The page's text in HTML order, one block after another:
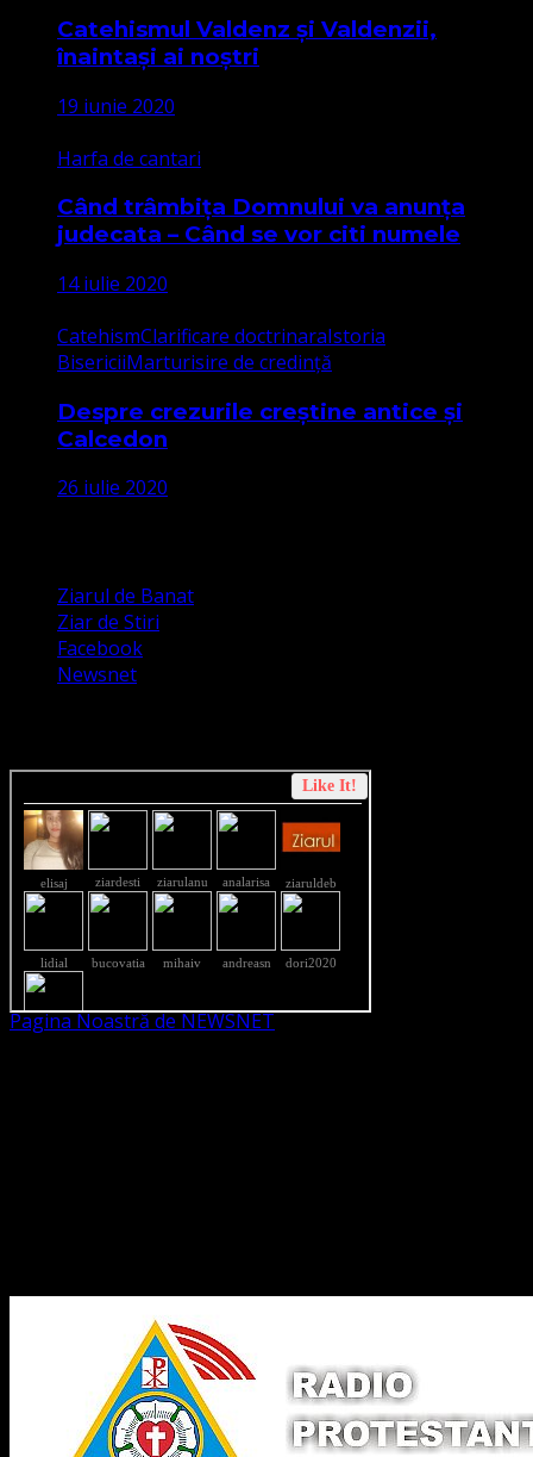
Catehismul Valdenz și Valdenzii,
înaintași ai noștri
19 iunie 2020
Harfa de cantari
Când trâmbița Domnului va anunța
judecata – Când se vor citi numele
14 iulie 2020
CatehismClarificare doctrinaraIstoria
BisericiiMarturisire de credință
Despre crezurile creștine antice și
Calcedon
26 iulie 2020
Ziarul de Banat
Ziar de Stiri
Facebook
Newsnet
Pagina Noastră de NEWSNET